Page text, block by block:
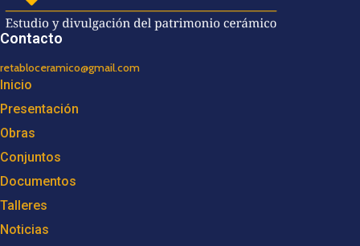
Contacto
retabloceramico@gmail.com
Inicio
Presentación
Obras
Conjuntos
Documentos
Talleres
Noticias